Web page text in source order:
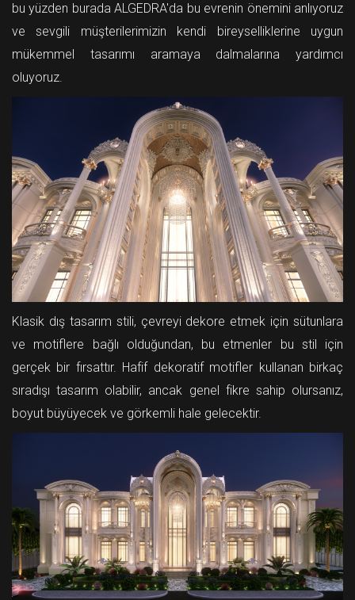
bu yüzden burada ALGEDRA'da bu evrenin önemini anlıyoruz
ve sevgili müşterilerimizin kendi bireyselliklerine uygun
mükemmel tasarımı aramaya dalmalarına yardımcı
oluyoruz.
Klasik dış tasarım stili, çevreyi dekore etmek için sütunlara
ve motiflere bağlı olduğundan, bu etmenler bu stil için
gerçek bir fırsattır. Hafif dekoratif motifler kullanan birkaç
sıradışı tasarım olabilir, ancak genel fikre sahip olursanız,
boyut büyüyecek ve görkemli hale gelecektir.